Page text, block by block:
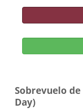
Sobrevuelo de
Day)